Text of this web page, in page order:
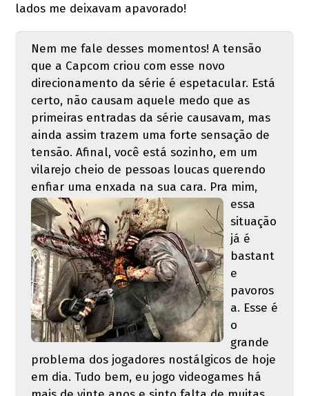
lados me deixavam apavorado!
Nem me fale desses momentos! A tensão
que a Capcom criou com esse novo
direcionamento da série é espetacular. Está
certo, não causam aquele medo que as
primeiras entradas da série causavam, mas
ainda assim trazem uma forte sensação de
tensão. Afinal, você está sozinho, em um
vilarejo cheio de pessoas loucas querendo
enfiar uma enxada na sua cara. Pra mim,
essa
situação
já é
bastant
e
pavoros
a. Esse é
o
grande
problema dos jogadores nostálgicos de hoje
em dia. Tudo bem, eu jogo videogames há